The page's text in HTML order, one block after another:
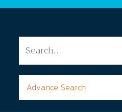
Advance Search